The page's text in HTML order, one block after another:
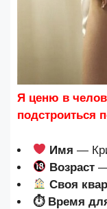
Я ценю в
подстроиться
Имя —
Возраст
Своя
⏱ Время